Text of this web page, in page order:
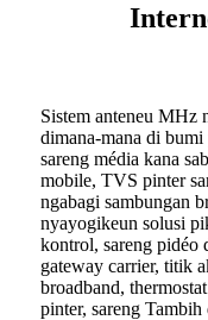
Sistem anteneu MHz
dimana-mana di
sareng média kana
mobile, TVS pinter
ngabagi sambungan
nyayogikeun solusi
kontrol, sareng pidéo
gateway carrier, titik
broadband,
pinter, sareng Tambih